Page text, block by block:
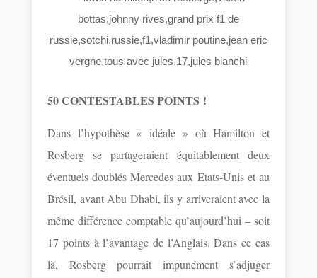
50 CONTESTABLES POINTS !
Dans l’hypothèse « idéale » où Hamilton et
Rosberg se partageraient équitablement deux
éventuels doublés Mercedes aux Etats-Unis et au
Brésil, avant Abu Dhabi, ils y arriveraient avec la
même différence comptable qu’aujourd’hui – soit
17 points à l’avantage de l’Anglais. Dans ce cas
là, Rosberg pourrait impunément s’adjuger